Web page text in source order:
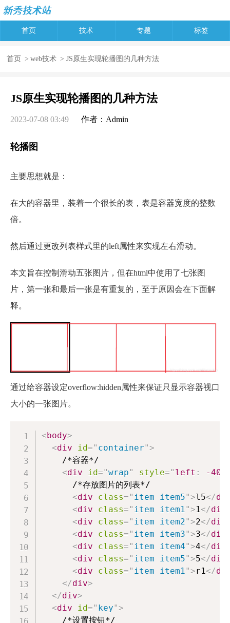
首页 技术 专题 标签
首页 > web技术 > JS原生实现轮播图的几种方法
JS原生实现轮播图的几种方法
2023-07-08 03:49 作者：Admin
轮播图
主要思想就是：
在大的容器里，装着一个很长的表，表是容器宽度的整数
倍。
然后通过更改列表样式里的left属性来实现左右滑动。
本文旨在控制滑动五张图片，但在html中使用了七张图
片，第一张和最后一张是有重复的，至于原因会在下面解
释。
通过给容器设定overflow:hidden属性来保证只显示容器视口
大小的一张图片。
<body>
<div id=" container">
    /*容器*/
<div id="wrap" style=" left : -400
      /*存放图片的列表*/
<div class=" item item5">l5</
<div class=" item item1 ">1 </div
<div class=" item item2">2</div
<div class=" item item3">3</div
<div class=" item item4">4</div
<div class=" item item5">5</div
<div class=" item item1 ">r1 </
</div>
</div>
<div id=" key">
    /*设置按钮*/